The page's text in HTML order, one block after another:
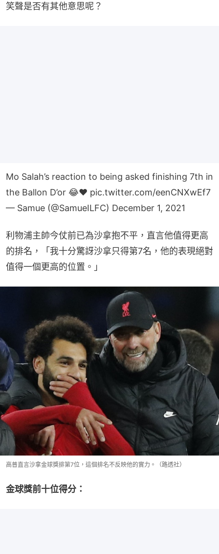
笑聲是否有其他意思呢？
Mo Salah’s reaction to being asked finishing 7th in
the Ballon D’or 😂❤️ pic.twitter.com/eenCNXwEf7
— Samue (@SamueILFC) December 1, 2021
利物浦主帥今仗前已為沙拿抱不平，直言他值得更高
的排名，「我十分驚訝沙拿只得第7名，他的表現絕對
值得一個更高的位置。」
高普直言沙拿金球獎排第7位，這個排名不反映他的實力。（路透社）
金球獎前十位得分：